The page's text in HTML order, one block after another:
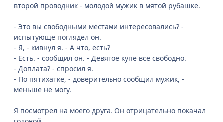
второй проводник - молодой мужик в мятой рубашке.
- Это вы свободными местами интересовались? -
испытующе поглядел он.
- Я, - кивнул я. - А что, есть?
- Есть. - сообщил он. - Девятое купе все свободно.
- Доплата? - спросил я.
- По пятихатке, - доверительно сообщил мужик, -
меньше не могу.
Я посмотрел на моего друга. Он отрицательно покачал